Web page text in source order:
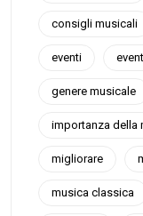
consigli musicali
eventi
genere musicale
importanza della
migliorare
musica classica